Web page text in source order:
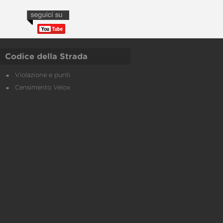
Codice della Strada
Violazione e punti
Censimento Velox